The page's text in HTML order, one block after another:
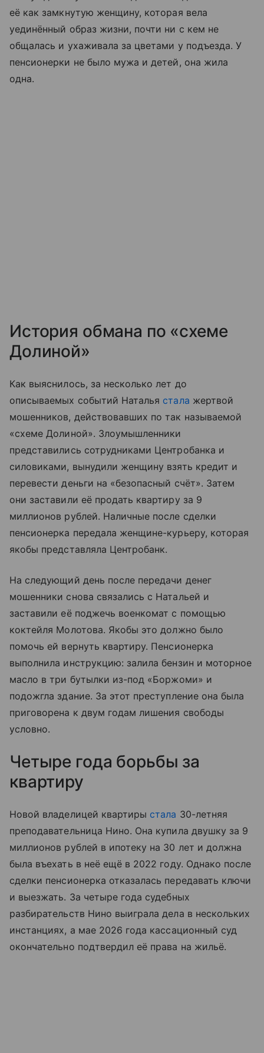
её как замкнутую женщину, которая вела
уединённый образ жизни, почти ни с кем не
общалась и ухаживала за цветами у подъезда. У
пенсионерки не было мужа и детей, она жила
одна.
История обмана по «схеме
Долиной»
Как выяснилось, за несколько лет до
описываемых событий Наталья стала жертвой
мошенников, действовавших по так называемой
«схеме Долиной». Злоумышленники
представились сотрудниками Центробанка и
силовиками, вынудили женщину взять кредит и
перевести деньги на «безопасный счёт». Затем
они заставили её продать квартиру за 9
миллионов рублей. Наличные после сделки
пенсионерка передала женщине-курьеру, которая
якобы представляла Центробанк.
На следующий день после передачи денег
мошенники снова связались с Натальей и
заставили её поджечь военкомат с помощью
коктейля Молотова. Якобы это должно было
помочь ей вернуть квартиру. Пенсионерка
выполнила инструкцию: залила бензин и моторное
масло в три бутылки из-под «Боржоми» и
подожгла здание. За этот преступление она была
приговорена к двум годам лишения свободы
условно.
Четыре года борьбы за
квартиру
Новой владелицей квартиры стала 30-летняя
преподавательница Нино. Она купила двушку за 9
миллионов рублей в ипотеку на 30 лет и должна
была въехать в неё ещё в 2022 году. Однако после
сделки пенсионерка отказалась передавать ключи
и выезжать. За четыре года судебных
разбирательств Нино выиграла дела в нескольких
инстанциях, а мае 2026 года кассационный суд
окончательно подтвердил её права на жильё.